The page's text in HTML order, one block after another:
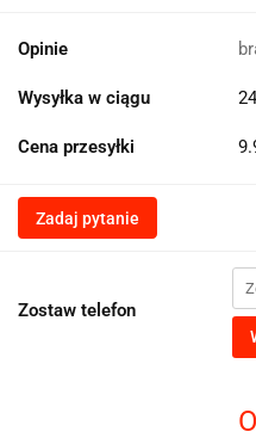
Opinie
Wysyłka w ciągu
Cena przesyłki
Zadaj pytanie
Zostaw telefon